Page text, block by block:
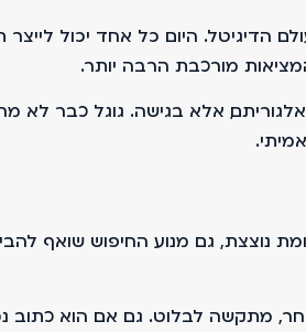
היום כל אחד יכול לייצר
מורכבת הרבה יותר.
גם מנוע החיפוש שואף
מתקשה לבלוט. גם אם הוא כתוב